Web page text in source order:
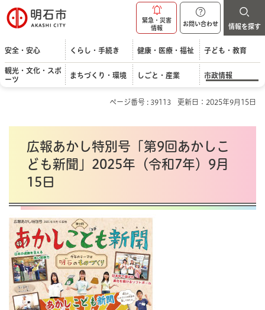
明石市
緊急・災害
情報
お問い合わせ 情報を探す
安全・安心 くらし・手続き 健康・医療・福祉 子ども・教育
観光・文化・スポ
ーツ
まちづくり・環境 しごと・産業 市政情報
ページ番号 : 39113 更新日：2025年9月15日
広報あかし特別号「第9回あかしこ
ども新聞」2025年（令和7年）9月
15日